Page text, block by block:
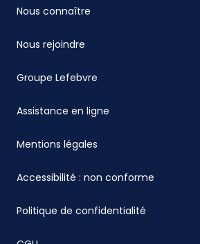
Nous connaître
Nous rejoindre
Groupe Lefebvre
Assistance en ligne
Mentions légales
Accessibilité : non conforme
Politique de confidentialité